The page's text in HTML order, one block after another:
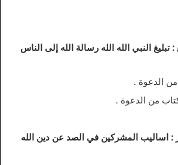
تبليغ النبي الله الله رسالة الله إلى الناس
الدعوة .
من الدعوة .
: اساليب المشركين في الصد عن دين الله